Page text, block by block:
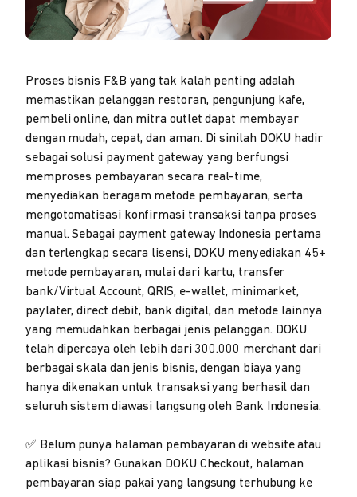
Proses bisnis F&B yang tak kalah penting adalah
memastikan pelanggan restoran, pengunjung kafe,
pembeli online, dan mitra outlet dapat membayar
dengan mudah, cepat, dan aman. Di sinilah DOKU hadir
sebagai solusi payment gateway yang berfungsi
memproses pembayaran secara real-time,
menyediakan beragam metode pembayaran, serta
mengotomatisasi konfirmasi transaksi tanpa proses
manual. Sebagai payment gateway Indonesia pertama
dan terlengkap secara lisensi, DOKU menyediakan 45+
metode pembayaran, mulai dari kartu, transfer
bank/Virtual Account, QRIS, e-wallet, minimarket,
paylater, direct debit, bank digital, dan metode lainnya
yang memudahkan berbagai jenis pelanggan. DOKU
telah dipercaya oleh lebih dari 300.000 merchant dari
berbagai skala dan jenis bisnis, dengan biaya yang
hanya dikenakan untuk transaksi yang berhasil dan
seluruh sistem diawasi langsung oleh Bank Indonesia.
✅ Belum punya halaman pembayaran di website atau
aplikasi bisnis? Gunakan DOKU Checkout, halaman
pembayaran siap pakai yang langsung terhubung ke